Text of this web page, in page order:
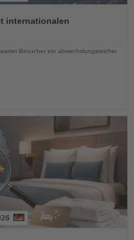
internationalen
Besucher ein abwechslungsreicher